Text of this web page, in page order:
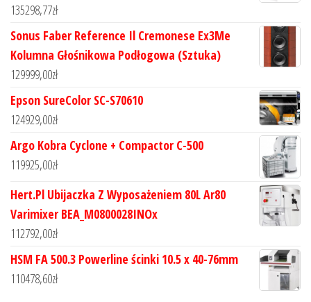
135298,77zł
Sonus Faber Reference Il Cremonese Ex3Me
Kolumna Głośnikowa Podłogowa (Sztuka)
129999,00zł
Epson SureColor SC-S70610
124929,00zł
Argo Kobra Cyclone + Compactor C-500
119925,00zł
Hert.Pl Ubijaczka Z Wyposażeniem 80L Ar80
Varimixer BEA_M0800028INOx
112792,00zł
HSM FA 500.3 Powerline ścinki 10.5 x 40-76mm
110478,60zł